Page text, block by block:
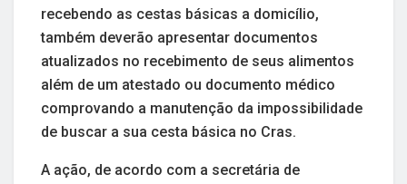
recebendo as cestas básicas a domicílio,
também deverão apresentar documentos
atualizados no recebimento de seus alimentos
além de um atestado ou documento médico
comprovando a manutenção da impossibilidade
de buscar a sua cesta básica no Cras.
A ação, de acordo com a secretária de